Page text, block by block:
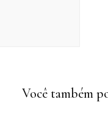
Você também